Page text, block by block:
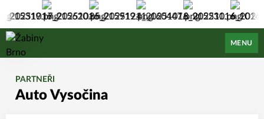
Žabiny Brno
MENU
PARTNEŘI
Auto Vysočina